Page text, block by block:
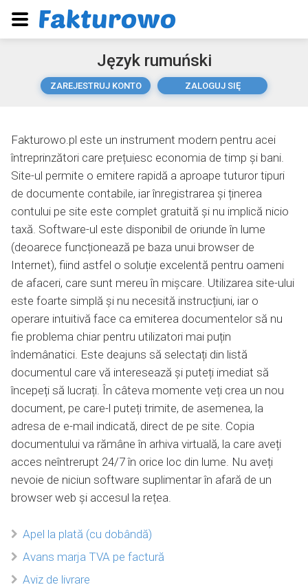
Język rumuński
ZAREJESTRUJ KONTO ZALOGUJ SIĘ
Fakturowo.pl este un instrument modern pentru acei
întreprinzători care prețuiesc economia de timp și bani.
Site-ul permite o emitere rapidă a aproape tuturor tipuri
de documente contabile, iar înregistrarea și ținerea
contului pe site este complet gratuită și nu implică nicio
taxă. Software-ul este disponibil de oriunde în lume
(deoarece funcționează pe baza unui browser de
Internet), fiind astfel o soluție excelentă pentru oameni
de afaceri, care sunt mereu în mișcare. Utilizarea site-ului
este foarte simplă și nu necesită instrucțiuni, iar o
operare intuitivă face ca emiterea documentelor să nu
fie problema chiar pentru utilizatori mai puțin
îndemânatici. Este deajuns să selectați din listă
documentul care vă interesează și puteți imediat să
începeți să lucrați. În câteva momente veți crea un nou
document, pe care-l puteți trimite, de asemenea, la
adresa de e-mail indicată, direct de pe site. Copia
documentului va rămâne în arhiva virtuală, la care aveți
acces neîntrerupt 24/7 în orice loc din lume. Nu aveți
nevoie de niciun software suplimentar în afară de un
browser web și accesul la rețea.
Apel la plată (cu dobândă)
Avans marja TVA pe factură
Aviz de livrare